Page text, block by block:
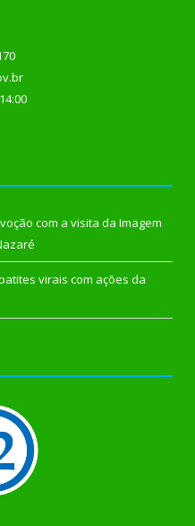
com a visita da Imagem
virais com ações da